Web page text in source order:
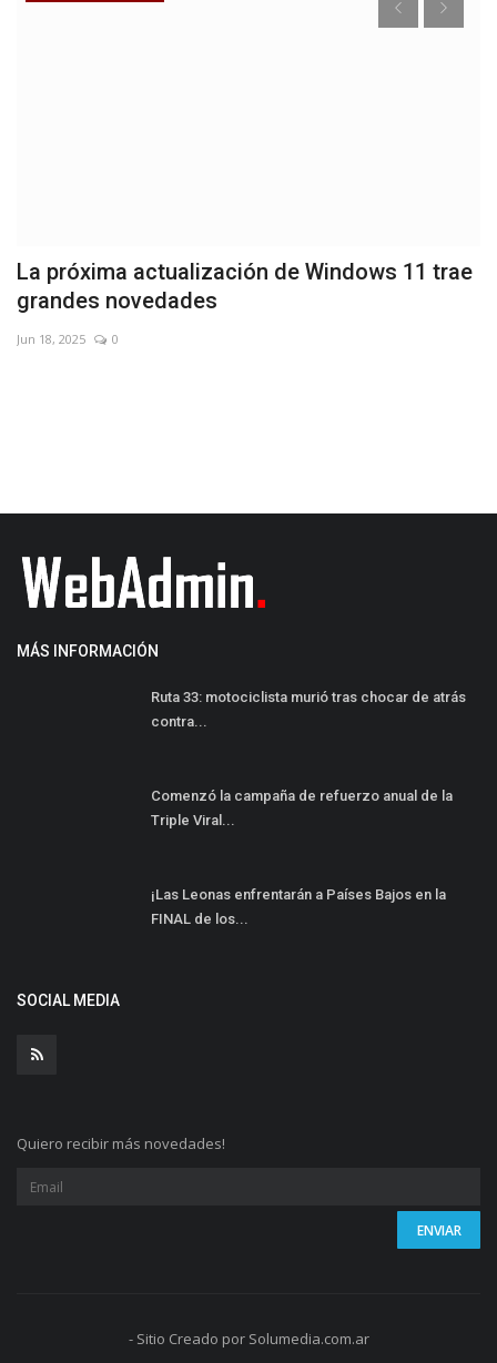
La próxima actualización de Windows 11 trae
grandes novedades
Jun 18, 2025 0
MÁS INFORMACIÓN
Ruta 33: motociclista murió tras chocar de atrás
contra...
Comenzó la campaña de refuerzo anual de la
Triple Viral...
¡Las Leonas enfrentarán a Países Bajos en la
FINAL de los...
SOCIAL MEDIA
Quiero recibir más novedades!
- Sitio Creado por Solumedia.com.ar